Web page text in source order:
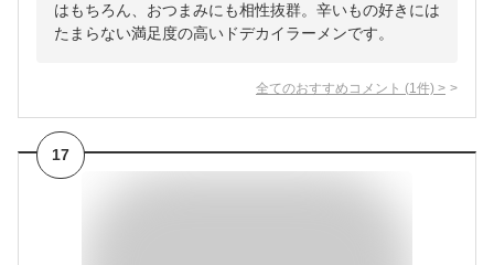
はもちろん、おつまみにも相性抜群。辛いもの好きには
たまらない満足度の高いドデカイラーメンです。
全てのおすすめコメント (1 件) >
17